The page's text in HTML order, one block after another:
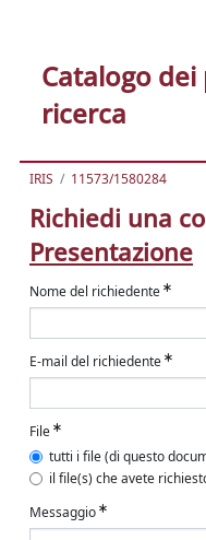
Catalogo
ricerca
IRIS 11573/1580284
Richiedi una
Presentazione
Nome del richiedente
E-mail del richiedente
File
tutti i file (di questo
il file(s) che avete
Messaggio